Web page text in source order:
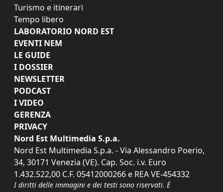
Turismo e itinerari
Tempo libero
LABORATORIO NORD EST
EVENTI NEM
LE GUIDE
I DOSSIER
NEWSLETTER
PODCAST
I VIDEO
GERENZA
PRIVACY
Nord Est Multimedia S.p.a.
Nord Est Multimedia S.p.a. - Via Alessandro Poerio,
34, 30171 Venezia (VE). Cap. Soc. i.v. Euro
1.432.522,00 C.F. 05412000266 e REA VE-454332
I diritti delle immagini e dei testi sono riservati. È